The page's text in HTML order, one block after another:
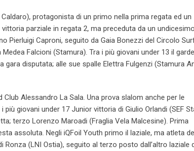
protagonista di un primo nella prima regata ed un
parziale in regata 2, ma preceduta da un
Pierluigi Caproni, seguito da Gaia Bonezzi del Circolo
Falcioni (Stamura). Tra i più giovani under 13 il
gara disputata; alle sue spalle Elettra Fulgenzi (Stamura
Alessandro La Sala. Una prova slalom anche per le
giovani under 17 Junior vittoria di Giulio Orlandi (SEF
terzo Lorenzo Maroadi (Fraglia Vela Malcesine). Prima
assoluta. Negli iQFoil Youth primo il laziale, ma atleta
(LNI Ostia), seguito al terzo posto dall’altro laziale